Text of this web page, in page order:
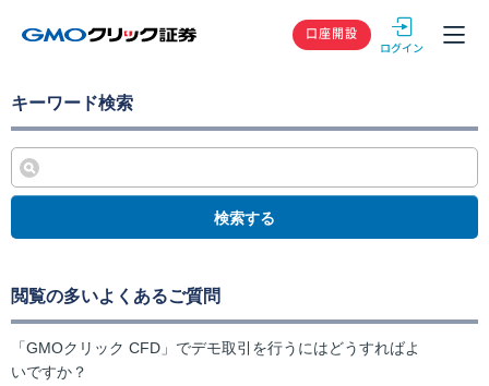
GMOクリック
口座開設
キーワード検索
検索する
閲覧の多いよくあるご質問
「GMOクリック CFD」でデモ取引を行うにはどうすればよ
いですか？